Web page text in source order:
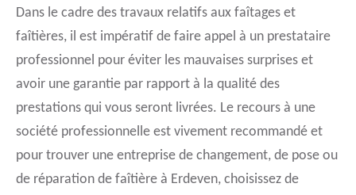
Dans le cadre des travaux relatifs aux faîtages et
faîtières, il est impératif de faire appel à un prestataire
professionnel pour éviter les mauvaises surprises et
avoir une garantie par rapport à la qualité des
prestations qui vous seront livrées. Le recours à une
société professionnelle est vivement recommandé et
pour trouver une entreprise de changement, de pose ou
de réparation de faîtière à Erdeven, choisissez de